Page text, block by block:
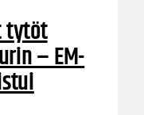
tytöt
– EM-